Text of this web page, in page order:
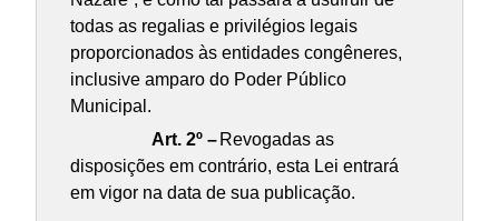
todas as regalias e privilégios legais
proporcionados às entidades congêneres,
inclusive amparo do Poder Público
Municipal.
Art. 2º –Revogadas as
disposições em contrário, esta Lei entrará
em vigor na data de sua publicação.